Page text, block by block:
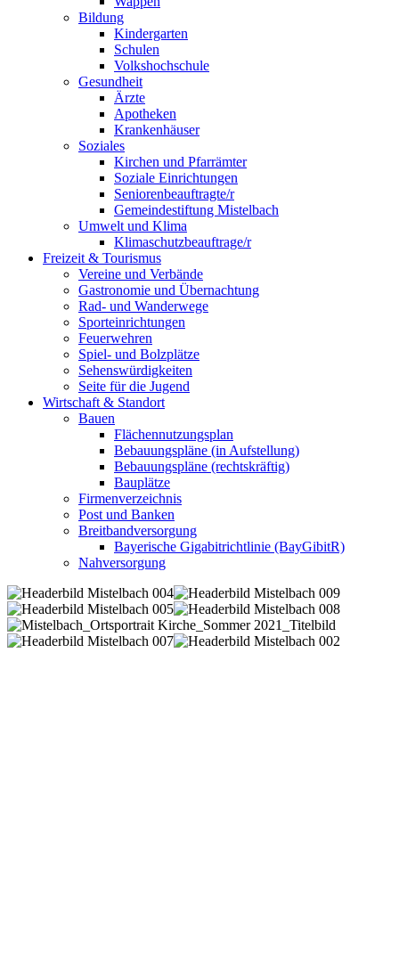
Bildung
Kindergarten
Schulen
Volkshochschule
Gesundheit
Ärzte
Apotheken
Krankenhäuser
Soziales
Kirchen und Pfarrämter
Soziale Einrichtungen
Seniorenbeauftragte/r
Gemeindestiftung Mistelbach
Umwelt und Klima
Klimaschutzbeauftrage/r
Freizeit & Tourismus
Vereine und Verbände
Gastronomie und Übernachtung
Rad- und Wanderwege
Sporteinrichtungen
Feuerwehren
Spiel- und Bolzplätze
Sehenswürdigkeiten
Seite für die Jugend
Wirtschaft & Standort
Bauen
Flächennutzungsplan
Bebauungspläne (in Aufstellung)
Bebauungspläne (rechtskräftig)
Bauplätze
Firmenverzeichnis
Post und Banken
Breitbandversorgung
Bayerische Gigabitrichtlinie (BayGibitR)
Nahversorgung